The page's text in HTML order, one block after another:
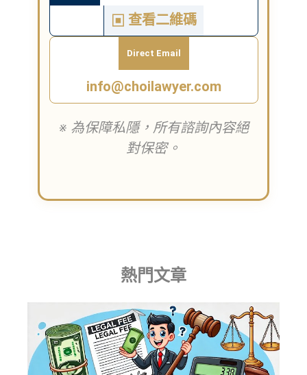
▣ 查看二維碼
Direct Email
info@choilawyer.com
※ 為保障私隱，所有諮詢內容絕
對保密。
熱門文章